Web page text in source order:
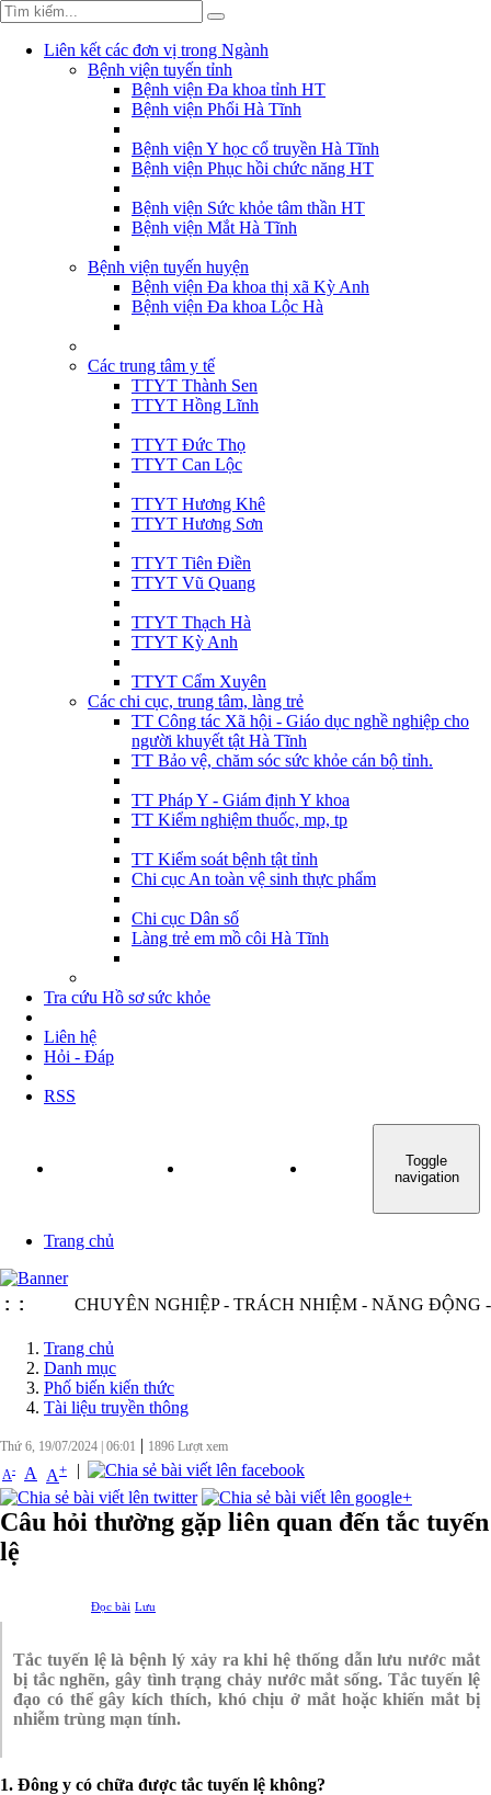
Liên kết các đơn vị trong Ngành
Bệnh viện tuyến tỉnh
Bệnh viện Đa khoa tỉnh HT
Bệnh viện Phổi Hà Tĩnh
Bệnh viện Y học cổ truyền Hà Tĩnh
Bệnh viện Phục hồi chức năng HT
Bệnh viện Sức khỏe tâm thần HT
Bệnh viện Mắt Hà Tĩnh
Bệnh viện tuyến huyện
Bệnh viện Đa khoa thị xã Kỳ Anh
Bệnh viện Đa khoa Lộc Hà
Các trung tâm y tế
TTYT Thành Sen
TTYT Hồng Lĩnh
TTYT Đức Thọ
TTYT Can Lộc
TTYT Hương Khê
TTYT Hương Sơn
TTYT Tiên Điền
TTYT Vũ Quang
TTYT Thạch Hà
TTYT Kỳ Anh
TTYT Cẩm Xuyên
Các chi cục, trung tâm, làng trẻ
TT Công tác Xã hội - Giáo dục nghề nghiệp cho
người khuyết tật Hà Tĩnh
TT Bảo vệ, chăm sóc sức khỏe cán bộ tỉnh.
TT Pháp Y - Giám định Y khoa
TT Kiểm nghiệm thuốc, mp, tp
TT Kiểm soát bệnh tật tỉnh
Chi cục An toàn vệ sinh thực phẩm
Chi cục Dân số
Làng trẻ em mồ côi Hà Tĩnh
Tra cứu Hồ sơ sức khỏe
Liên hệ
Hỏi - Đáp
RSS
TIN TỨC - SỰ KIỆN
Toggle
navigation
Trang chủ
: :CHUYÊN NGHIỆP - TRÁCH NHIỆM - NĂNG ĐỘNG -
Trang chủ
Danh mục
Phố biến kiến thức
Tài liệu truyền thông
Thứ 6, 19/07/2024 06:01 | 1896 Lượt xem
A- A A+ |
Câu hỏi thường gặp liên quan đến tắc tuyến
lệ
Đọc bài Lưu
Tắc tuyến lệ là bệnh lý xảy ra khi hệ thống dẫn lưu nước mắt
bị tắc nghẽn, gây tình trạng chảy nước mắt sống. Tắc tuyến lệ
đạo có thể gây kích thích, khó chịu ở mắt hoặc khiến mắt bị
nhiễm trùng mạn tính.
1. Đông y có chữa được tắc tuyến lệ không?